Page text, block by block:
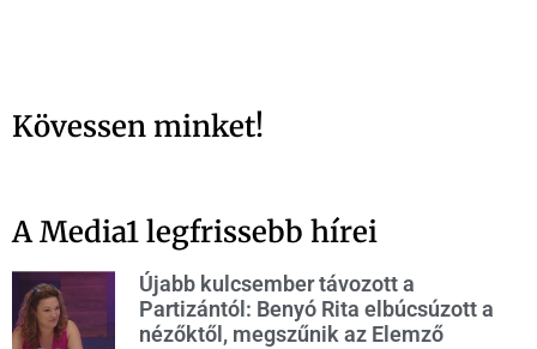
Kövessen minket!
A Media1 legfrissebb hírei
Újabb kulcsember távozott a
Partizántól: Benyó Rita elbúcsúzott a
nézőktől, megszűnik az Elemző